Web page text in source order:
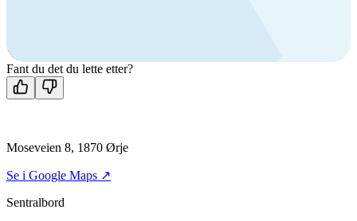
Kontakt oss
Fant du det du lette etter?
Moseveien 8, 1870 Ørje
Se i Google Maps ↗
Sentralbord